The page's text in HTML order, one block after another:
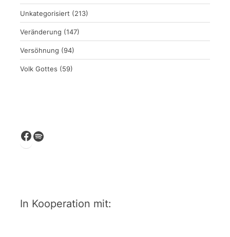
Unkategorisiert (213)
Veränderung (147)
Versöhnung (94)
Volk Gottes (59)
Facebook
Spotify
In Kooperation mit: